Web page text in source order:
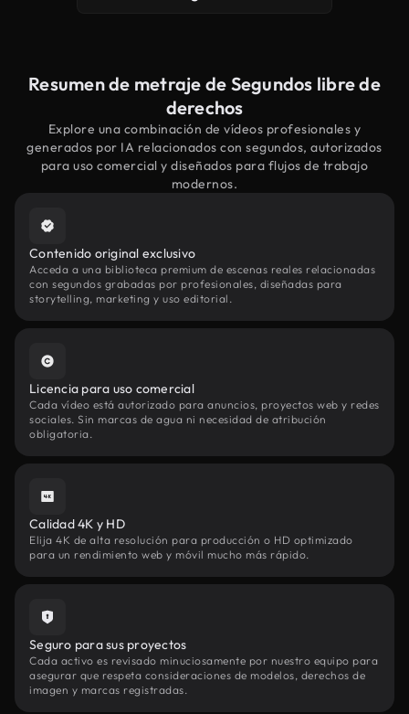
Resumen de metraje de Segundos libre de
derechos
Explore una combinación de vídeos profesionales y
generados por IA relacionados con segundos, autorizados
para uso comercial y diseñados para flujos de trabajo
modernos.
Contenido original exclusivo
Acceda a una biblioteca premium de escenas reales relacionadas
con segundos grabadas por profesionales, diseñadas para
storytelling, marketing y uso editorial.
Licencia para uso comercial
Cada vídeo está autorizado para anuncios, proyectos web y redes
sociales. Sin marcas de agua ni necesidad de atribución
obligatoria.
Calidad 4K y HD
Elija 4K de alta resolución para producción o HD optimizado
para un rendimiento web y móvil mucho más rápido.
Seguro para sus proyectos
Cada activo es revisado minuciosamente por nuestro equipo para
asegurar que respeta consideraciones de modelos, derechos de
imagen y marcas registradas.